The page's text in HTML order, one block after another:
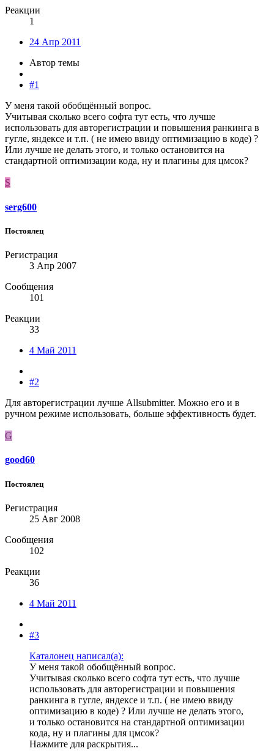
Реакции
1
24 Апр 2011
Автор темы
#1
У меня такой обобщённый вопрос.
Учитывая сколько всего софта тут есть, что лучше
использовать для авторегистрации и повышения ранкинга в
гугле, яндексе и т.п. ( не имею ввиду оптимизацию в коде) ?
Или лучше не делать этого, и только остановится на
стандартной оптимизации кода, ну и плагины для цмсок?
S
serg600
Постоялец
Регистрация
3 Апр 2007
Сообщения
101
Реакции
33
4 Май 2011
#2
Для авторегистрации лучше Allsubmitter. Можно его и в
ручном режиме использовать, больше эффективность будет.
G
good60
Постоялец
Регистрация
25 Авг 2008
Сообщения
102
Реакции
36
4 Май 2011
#3
Каталонец написал(а):
У меня такой обобщённый вопрос.
Учитывая сколько всего софта тут есть, что лучше
использовать для авторегистрации и повышения
ранкинга в гугле, яндексе и т.п. ( не имею ввиду
оптимизацию в коде) ? Или лучше не делать этого,
и только остановится на стандартной оптимизации
кода, ну и плагины для цмсок?
Нажмите для раскрытия...